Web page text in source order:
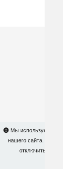
Мы используем
нашего сайта. На
отключить